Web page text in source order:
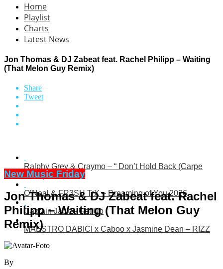
Home
Playlist
Charts
Latest News
Jon Thomas & DJ Zabeat feat. Rachel Philipp – Waiting
(That Melon Guy Remix)
Share
Tweet
Ralphy Grey & Craymo – “ Don’t Hold Back (Carpe
Diem)“
O’Neal & FR3SH TrX – Dreaming of You 2026
Captain Jack – Get Up
MAESTRO DABICI x Caboo x Jasmine Dean – RIZZ
New Music Friday
Jon Thomas & DJ Zabeat feat. Rachel
Philipp – Waiting (That Melon Guy
Remix)
By